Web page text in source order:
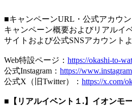
■キャンペーンURL・公式アカウン
キャンペーン概要およびリアルイ
サイトおよび公式SNSアカウント
Web特設ページ： https://okashi-to-
公式Instagram： https://
公式X（旧Twitter）： https://x.com/
■【リアルイベント１.】イオンモ